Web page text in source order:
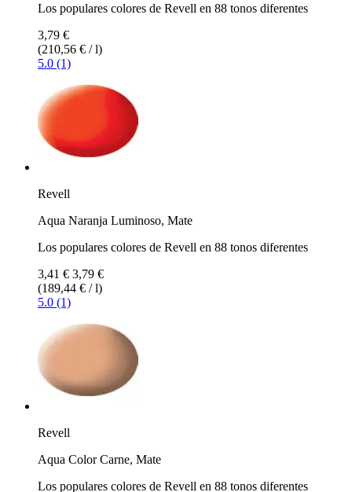
Los populares colores de Revell en 88 tonos diferentes
3,79 €
(210,56 € / l)
5.0 (1)
Revell
Aqua Naranja Luminoso, Mate
Los populares colores de Revell en 88 tonos diferentes
3,41 € 3,79 €
(189,44 € / l)
5.0 (1)
Revell
Aqua Color Carne, Mate
Los populares colores de Revell en 88 tonos diferentes